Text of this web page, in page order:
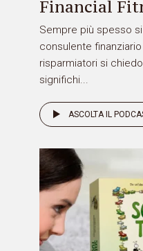
Financial
Sempre più spesso
consulente
risparmiatori si
significhi...
ASCOLTA IL